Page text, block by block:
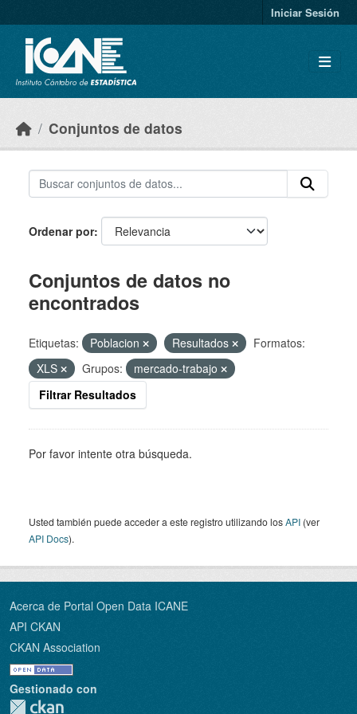
Iniciar Sesión
Conjuntos de datos
Ordenar por
Conjuntos de datos no
encontrados
Etiquetas: Poblacion Resultados
Formatos:
XLS
Grupos:
mercado-trabajo
Filtrar Resultados
Por favor intente otra búsqueda.
Usted también puede acceder a este registro utilizando losAPI (ver
API Docs).
Acerca de Portal Open Data ICANE
API CKAN
CKAN Association
Gestionado con